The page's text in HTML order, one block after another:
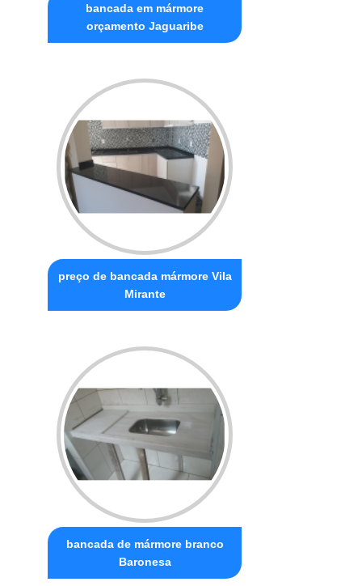
bancada em mármore
orçamento Jaguaribe
preço de bancada mármore Vila
Mirante
bancada de mármore branco
Baronesa